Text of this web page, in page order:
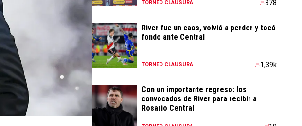
TORNEO CLAUSURA 378
River fue un caos, volvió a perder y tocó
fondo ante Central
TORNEO CLAUSURA 1,39k
Con un importante regreso: los
convocados de River para recibir a
Rosario Central